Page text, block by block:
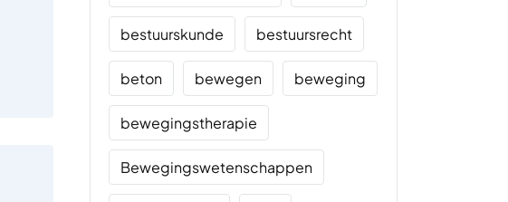
bestuurskunde bestuursrecht
beton bewegen beweging
bewegingstherapie
Bewegingswetenschappen